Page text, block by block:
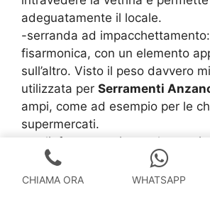
adeguatamente il locale.
-serranda ad
fisarmonica, con un elemento
sull’altro. Visto il peso davvero
utilizzata per Serramenti
ampi, come ad esempio per le
supermercati.
-tagliafuoco: un tipo molto
serramento, utilizzato per
si fa uso di materiali o processi
CHIAMA ORA WHATSAPP